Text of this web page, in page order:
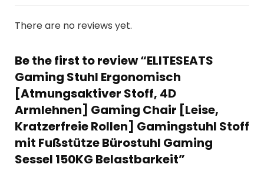
There are no reviews yet.
Be the first to review “ELITESEATS
Gaming Stuhl Ergonomisch
[Atmungsaktiver Stoff, 4D
Armlehnen] Gaming Chair [Leise,
Kratzerfreie Rollen] Gamingstuhl Stoff
mit Fußstütze Bürostuhl Gaming
Sessel 150KG Belastbarkeit”